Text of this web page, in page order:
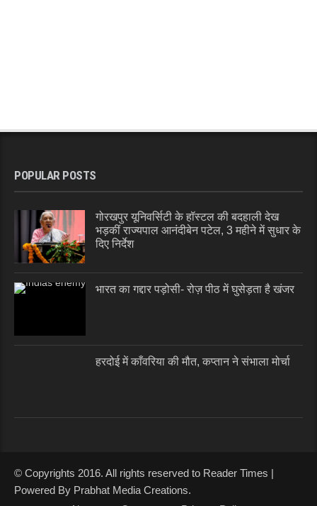
POPULAR POSTS
गोरखपुर यूनिवर्सिटी के हॉस्टल की बदहाली देख
भड़कीं राज्यपाल आनंदीबेन पटेल, 3 महीने में सुधार के
दिए निर्देश
भारत का गद्दार पड़ोसी- रोज़ पीठ में घुसेड़ता है खंजर
हरदोई में काँवरिया की मौत, कप्तान ने संभाला मोर्चा
© Copyrights 2016. All rights reserved to Reader Times |
Powered By Prabhat Media Creations.